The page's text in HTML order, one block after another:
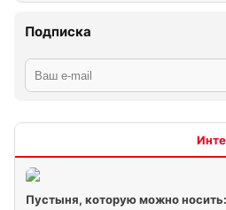
Подписка
Пустыня, которую можно